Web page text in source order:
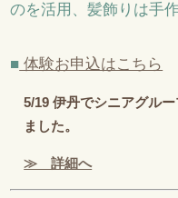
のを活用、髪飾りは手
■ 体験お申込はこちら
5/19 伊丹でシニアグル
ました。
≫ 詳細へ